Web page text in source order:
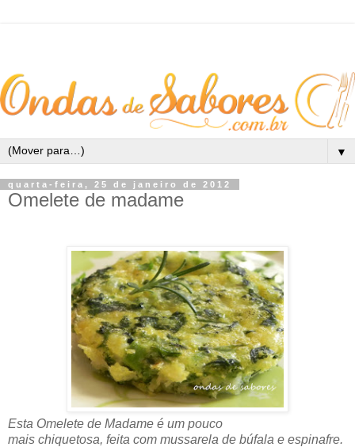
▼
quarta-feira, 25 de janeiro de 2012
Omelete de madame
Esta Omelete de Madame é um pouco
mais chiquetosa, feita com mussarela de búfala e espinafre.